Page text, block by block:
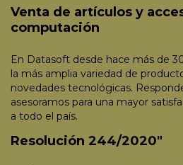
Venta de artículos y
computación
En Datasoft desde hace más de
la más amplia variedad de
novedades tecnológicas.
asesoramos para una mayor
a todo el país.
Resolución 244/2020"